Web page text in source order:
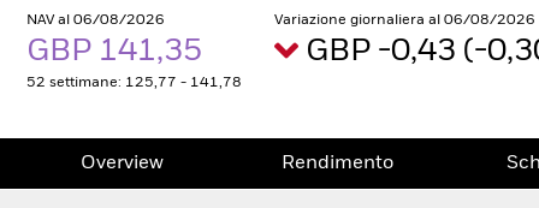
NAV al 06/08/2026
GBP 141,35
52 settimane: 125,77 - 141,78
Variazione giornaliera al 06/08/2026
GBP -0,43 (-
Overview Rendimento